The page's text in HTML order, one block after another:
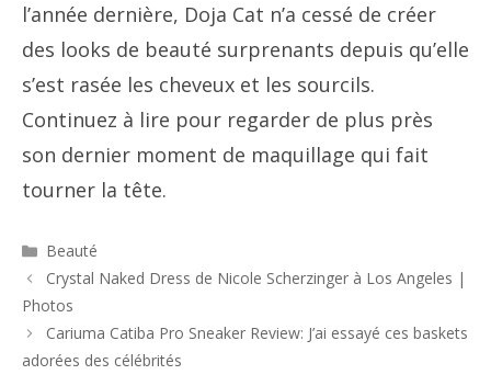
l’année dernière, Doja Cat n’a cessé de créer
des looks de beauté surprenants depuis qu’elle
s’est rasée les cheveux et les sourcils.
Continuez à lire pour regarder de plus près
son dernier moment de maquillage qui fait
tourner la tête.
Catégories
Beauté
Navigation
des
Crystal Naked Dress de Nicole Scherzinger à Los Angeles |
Photos
Cariuma Catiba Pro Sneaker Review: J’ai essayé ces baskets
adorées des célébrités